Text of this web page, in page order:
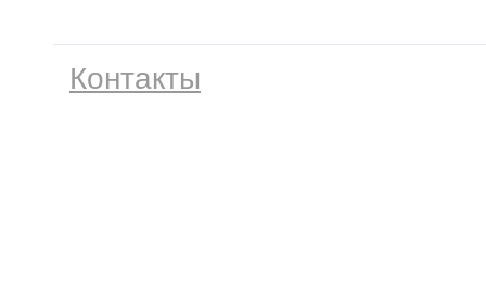
Контакты